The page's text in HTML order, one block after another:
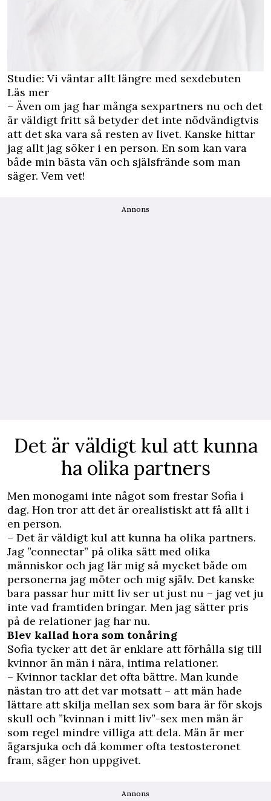
Studie: Vi väntar allt längre med sexdebuten
Läs mer
– Även om jag har många sexpartners nu och det
är väldigt fritt så betyder det inte nödvändigtvis
att det ska vara så resten av livet. Kanske hittar
jag allt jag söker i en person. En som kan vara
både min bästa vän och själsfrände som man
säger. Vem vet!
Annons
Det är väldigt kul att kunna
ha olika partners
Men monogami inte något som frestar Sofia i
dag. Hon tror att det är orealistiskt att få allt i
en person.
– Det är väldigt kul att kunna ha olika partners.
Jag ”connectar” på olika sätt med olika
människor och jag lär mig så mycket både om
personerna jag möter och mig själv. Det kanske
bara passar hur mitt liv ser ut just nu – jag vet ju
inte vad framtiden bringar. Men jag sätter pris
på de relationer jag har nu.
Blev kallad hora som tonåring
Sofia tycker att det är enklare att förhålla sig till
kvinnor än män i nära, intima relationer.
– Kvinnor tacklar det ofta bättre. Man kunde
nästan tro att det var motsatt – att män hade
lättare att skilja mellan sex som bara är för skojs
skull och ”kvinnan i mitt liv”-sex men män är
som regel mindre villiga att dela. Män är mer
ägarsjuka och då kommer ofta testosteronet
fram, säger hon uppgivet.
Annons